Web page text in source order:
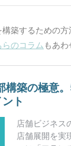
築するための方
らのコラム もあわ